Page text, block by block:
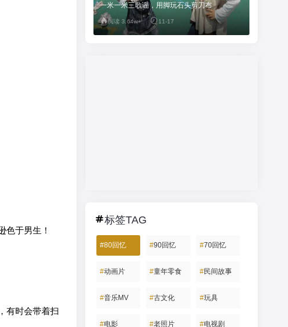
色于男生！
有时会带着扫
一米一米三歌谣，用脚玩石头剪刀布
阅读 3.64w+ 11-17
标签TAG
#80回忆 #90回忆 #70回忆
#动画片 #童年零食 #民间故事
#音乐MV #古文化 #玩具
#电影 #老照片 #电视剧